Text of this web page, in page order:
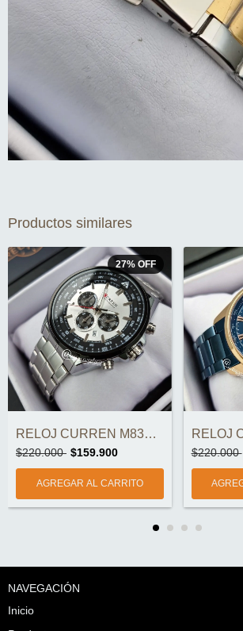
Productos similares
27% OFF
RELOJ CURREN M8399-1 CRONOGRAFOS ORIGINA...
$220.000 $159.900 $220.000
NAVEGACIÓN
Inicio